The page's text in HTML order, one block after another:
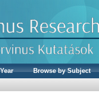
Browse by Subject